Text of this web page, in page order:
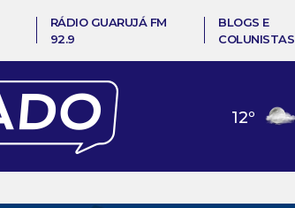
RÁDIO GUARUJÁ FM
92.9
BLOGS E
COLUNISTAS
12º